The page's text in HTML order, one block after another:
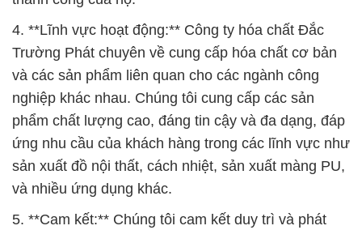
4. **Lĩnh vực hoạt động:** Công ty hóa chất Đắc
Trường Phát chuyên về cung cấp hóa chất cơ bản
và các sản phẩm liên quan cho các ngành công
nghiệp khác nhau. Chúng tôi cung cấp các sản
phẩm chất lượng cao, đáng tin cậy và đa dạng, đáp
ứng nhu cầu của khách hàng trong các lĩnh vực như
sản xuất đồ nội thất, cách nhiệt, sản xuất màng PU,
và nhiều ứng dụng khác.
5. **Cam kết:** Chúng tôi cam kết duy trì và phát